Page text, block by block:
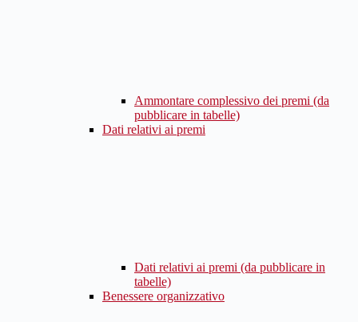
Ammontare complessivo dei premi (da
pubblicare in tabelle)
Dati relativi ai premi
Dati relativi ai premi (da pubblicare in
tabelle)
Benessere organizzativo